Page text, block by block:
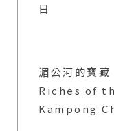
日
湄公河的寶
Riches of
Kampong